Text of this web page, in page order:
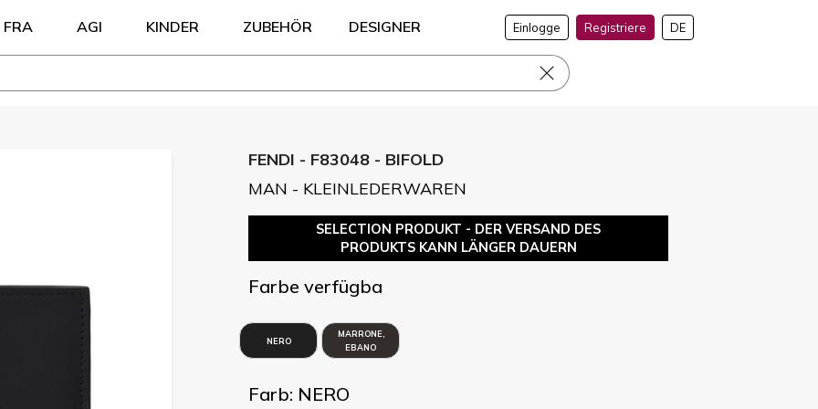
FRA AGI KINDER ZUBEHÖR DESIGNER Einlogge Registriere DE
FENDI - F83048 - BIFOLD
MAN - KLEINLEDERWAREN
SELECTION PRODUKT - DER VERSAND DES
PRODUKTS KANN LÄNGER DAUERN
Farbe verfügba
NERO
MARRONE,
EBANO
Farb: NERO